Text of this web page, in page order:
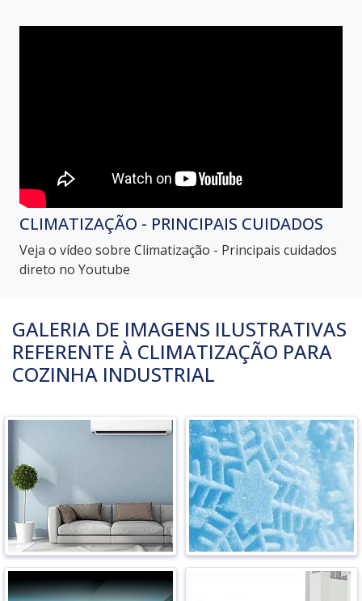
CLIMATIZAÇÃO - PRINCIPAIS CUIDADOS
Veja o vídeo sobre Climatização - Principais cuidados
direto no Youtube
GALERIA DE IMAGENS ILUSTRATIVAS
REFERENTE À CLIMATIZAÇÃO PARA
COZINHA INDUSTRIAL